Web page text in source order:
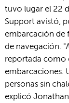
tuvo lugar el 22
Support avistó,
embarcación de
de navegación.
reportada como
embarcaciones.
personas sin
explicó Jonathan